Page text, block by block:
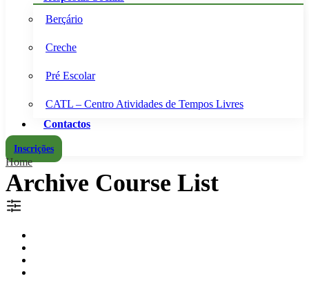
Berçário
Creche
Pré Escolar
CATL – Centro Atividades de Tempos Livres
Contactos
Inscrições
Home
Archive Course List